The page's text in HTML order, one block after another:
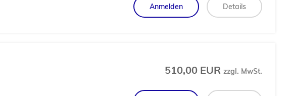
Anmelden Details
510,00 EUR zzgl. MwSt.